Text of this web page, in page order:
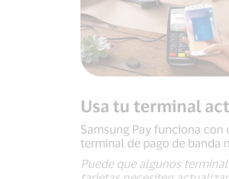
Usa tu terminal
Samsung Pay funciona con
terminal de pago de banda
Puede que algunos